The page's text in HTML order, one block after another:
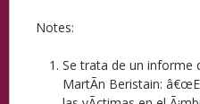
Notes:
Se trata de un informe
MartÃ­n Beristain: